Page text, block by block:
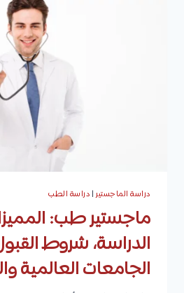
دراسة الماجستير| دراسة الطب
ماجستير طب:
الدراسة، شروط
الجامعات العالمية